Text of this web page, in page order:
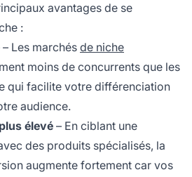
avantages de se
:
– Les marchés de niche
moins de concurrents que les
qui facilite votre différenciation
audience.
élevé – En ciblant une
des produits spécialisés, la
augmente fortement car vos